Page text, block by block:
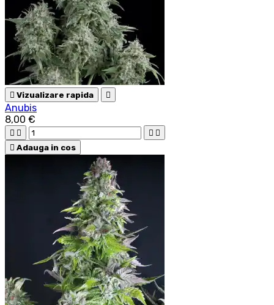
 Vizualizare rapida 
Anubis
8,00 €
   
 Adauga in cos